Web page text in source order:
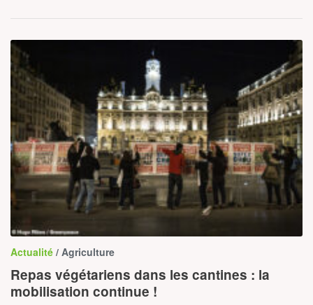
Actualité / Agriculture
Repas végétariens dans les cantines : la
mobilisation continue !